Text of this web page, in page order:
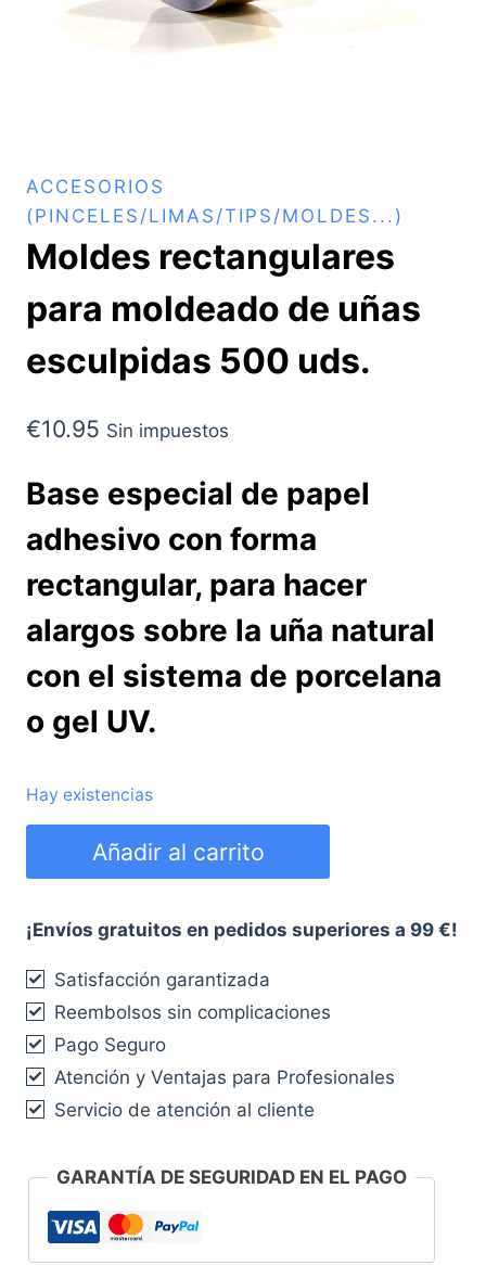
ACCESORIOS
(PINCELES/LIMAS/TIPS/MOLDES...)
Moldes rectangulares
para moldeado de uñas
esculpidas 500 uds.
€10.95 Sin impuestos
Base especial de papel
adhesivo con forma
rectangular, para hacer
alargos sobre la uña natural
con el sistema de porcelana
o gel UV.
Hay existencias
rectangulares
moldeado
uñas
esculpidas
500
uds.
cantidad
Añadir al carrito
¡Envíos gratuitos en pedidos superiores a 99 €!
Satisfacción garantizada
Reembolsos sin complicaciones
Pago Seguro
Atención y Ventajas para Profesionales
Servicio de atención al cliente
GARANTÍA DE SEGURIDAD EN EL PAGO